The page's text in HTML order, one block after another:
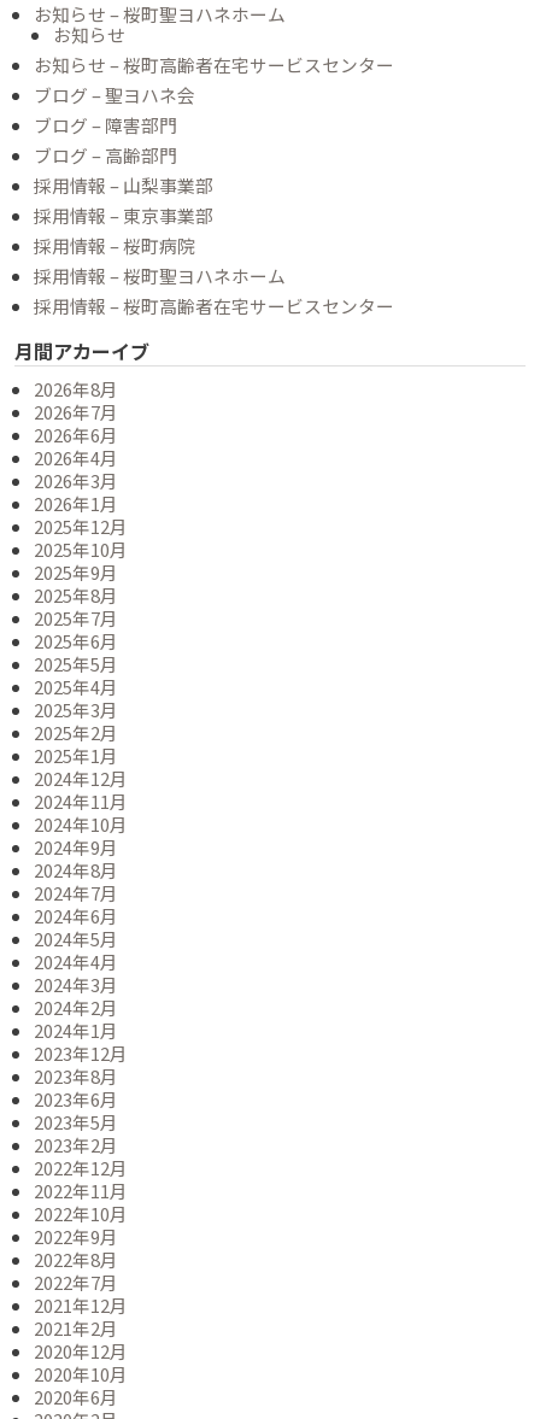
お知らせ – 桜町聖ヨハネホーム
お知らせ
お知らせ – 桜町高齢者在宅サービスセンター
ブログ – 聖ヨハネ会
ブログ – 障害部門
ブログ – 高齢部門
採用情報 – 山梨事業部
採用情報 – 東京事業部
採用情報 – 桜町病院
採用情報 – 桜町聖ヨハネホーム
採用情報 – 桜町高齢者在宅サービスセンター
月間アカーイブ
2026年8月
2026年7月
2026年6月
2026年4月
2026年3月
2026年1月
2025年12月
2025年10月
2025年9月
2025年8月
2025年7月
2025年6月
2025年5月
2025年4月
2025年3月
2025年2月
2025年1月
2024年12月
2024年11月
2024年10月
2024年9月
2024年8月
2024年7月
2024年6月
2024年5月
2024年4月
2024年3月
2024年2月
2024年1月
2023年12月
2023年8月
2023年6月
2023年5月
2023年2月
2022年12月
2022年11月
2022年10月
2022年9月
2022年8月
2022年7月
2021年12月
2021年2月
2020年12月
2020年10月
2020年6月